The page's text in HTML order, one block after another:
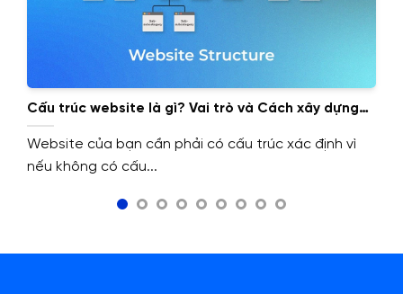
Cấu trúc website là gì? Vai trò và Cách xây dựng
cấu trúc website.
Website của bạn cần phải có cấu trúc xác định vì
nếu không có cấu...